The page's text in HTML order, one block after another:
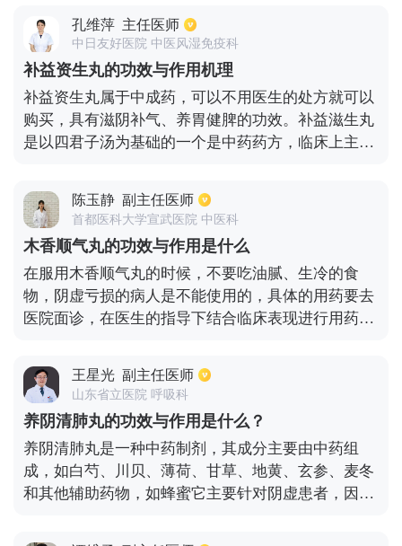
物，起到调和脾胃的作用，具有补气健脾的作用。因
此四君子丸在实际中多用于调理由于气虚或者脾胃虚
弱造成的面色发白以及说话声音比较小，精神不振等
症状。建议有服药需求的患者应当先到医院做一下辩
证的诊断，按照实际情况服药即可。
孔维萍 主任医师
中日友好医院 中医风湿免疫科
补益资生丸的功效与作用机理
补益资生丸属于中成药，可以不用医生的处方就可以
购买，具有滋阴补气、养胃健脾的功效。补益滋生丸
是以四君子汤为基础的一个是中药药方，临床上主要
欲不振，大便溏泄、恶心欲吐。服药期间需要特别注
意一下饮食，油腻的食物和生冷不易消化的食物一定
要避免摄入。同时不宜喝茶，吃萝卜也需要积极避
免，以免影响药效。
陈玉静 副主任医师
首都医科大学宣武医院 中医科
木香顺气丸的功效与作用是什么
在服用木香顺气丸的时候，不要吃油腻、生冷的食
物，阴虚亏损的病人是不能使用的，具体的用药要去
医院面诊，在医生的指导下结合临床表现进行用药。
香、厚朴、枳壳等，有健脾养胃、行气化湿的作用，
可用于治疗食湿内停、气滞中阻、肝胃失和引起的功
能性消化不良，胸膈痞满、脘胁胀满，也可以治疗胃
炎，胃脘胀痛。
王星光 副主任医师
山东省立医院 呼吸科
养阴清肺丸的功效与作用是什么？
养阴清肺丸是一种中药制剂，其成分主要由中药组
成，如白芍、川贝、薄荷、甘草、地黄、玄参、麦冬
和其他辅助药物，如蜂蜜它主要针对阴虚患者，因为
咳无痰的患者，最好使用养阴清肺丸。然而，在用药